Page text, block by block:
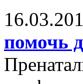
помочь